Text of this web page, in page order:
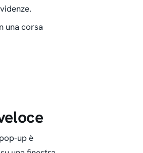
una corsa
up è